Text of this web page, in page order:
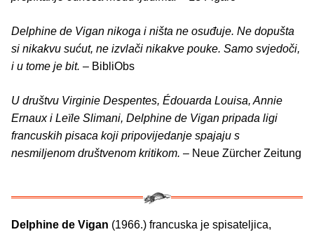
Delphine de Vigan nikoga i ništa ne osuđuje. Ne dopušta
si nikakvu sućut, ne izvlači nikakve pouke. Samo svjedoči,
i u tome je bit. – BibliObs
U društvu Virginie Despentes, Édouarda Louisa, Annie
Ernaux i Leïle Slimani, Delphine de Vigan pripada ligi
francuskih pisaca koji pripovijedanje spajaju s
nesmiljenom društvenom kritikom. – Neue Zürcher Zeitung
Delphine de Vigan (1966.) francuska je spisateljica,